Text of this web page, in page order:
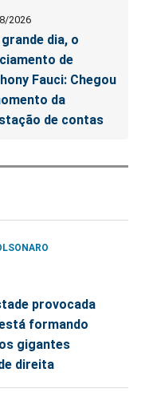
2026
grande dia, o
de
Fauci: Chegou
da
de contas
provocada
formando
gigantes
direita